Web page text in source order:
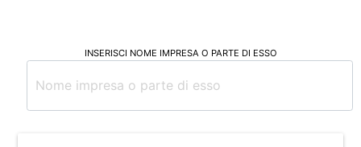
INSERISCI NOME IMPRESA O PARTE DI ESSO